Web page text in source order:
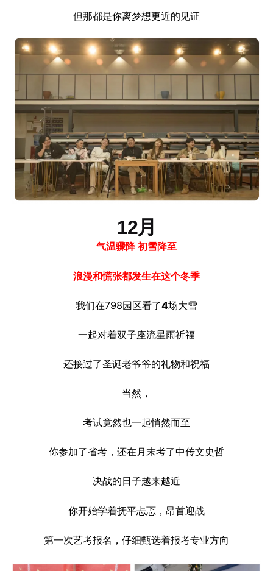
但那都是你离梦想更近的见证
12月
气温骤降 初雪降至
浪漫和慌张都发生在这个冬季
我们在798园区看了4场大雪
一起对着双子座流星雨祈福
还接过了圣诞老爷爷的礼物和祝福
当然，
考试竟然也一起悄然而至
你参加了省考，还在月末考了中传文史哲
决战的日子越来越近
你开始学着抚平忐忑，昂首迎战
第一次艺考报名，仔细甄选着报考专业方向